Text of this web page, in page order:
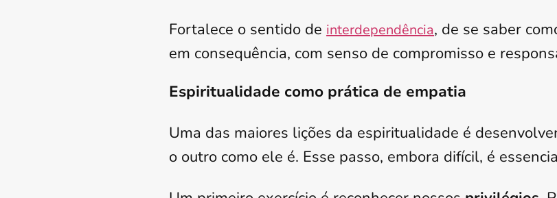
Fortalece o sentido deinterdependência, de se saber
em consequência, com senso de compromisso e
Espiritualidade como prática de empatia
Uma das maiores lições da espiritualidade é
o outro como ele é. Esse passo, embora difícil, é